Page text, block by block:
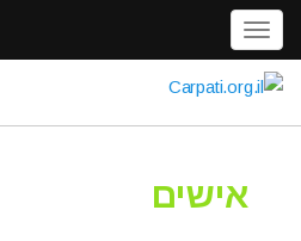
Toggle navigation
אישים